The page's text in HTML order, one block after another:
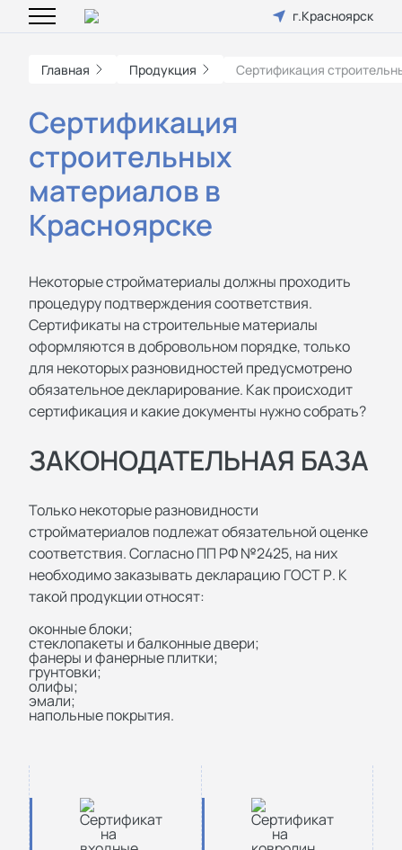
г.Красноярск
Главная Продукция Сертификация
Сертификация
строительных
материалов в
Красноярске
Некоторые стройматериалы должны проходить
процедуру подтверждения соответствия.
Сертификаты на строительные материалы
оформляются в добровольном порядке, только
для некоторых разновидностей предусмотрено
обязательное декларирование. Как происходит
сертификация и какие документы нужно собрать?
ЗАКОНОДАТЕЛЬНАЯ БАЗА
Только некоторые разновидности
стройматериалов подлежат обязательной оценке
соответствия. Согласно ПП РФ №2425, на них
необходимо заказывать декларацию ГОСТ Р. К
такой продукции относят:
оконные блоки;
стеклопакеты и балконные двери;
фанеры и фанерные плитки;
грунтовки;
олифы;
эмали;
напольные покрытия.